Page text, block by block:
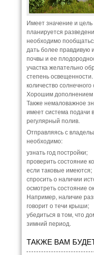
Имеет значение и
планируется
необходимо
дать более правдивую
почвы и ее
участка желательно
степень
количество
Хорошим дополнением
Также немаловажное
имеет система подачи
регулярный полив.
Отправляясь с
необходимо:
узнать год постройки;
проверить состояние
если таковые имеются;
спросить о наличии
осмотреть состояние
Например, наличие
говорит о течи крыши;
убедиться в том, что
зимний период.
ТАКЖЕ ВАМ